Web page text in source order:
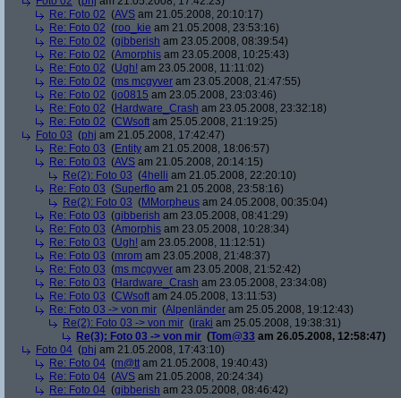
Re: Foto 02 (AVS am 21.05.2008, 20:10:17)
Re: Foto 02 (roo_kie am 21.05.2008, 23:53:16)
Re: Foto 02 (gibberish am 23.05.2008, 08:39:54)
Re: Foto 02 (Amorphis am 23.05.2008, 10:25:43)
Re: Foto 02 (Ugh! am 23.05.2008, 11:11:02)
Re: Foto 02 (ms mcgyver am 23.05.2008, 21:47:55)
Re: Foto 02 (jo0815 am 23.05.2008, 23:03:46)
Re: Foto 02 (Hardware_Crash am 23.05.2008, 23:32:18)
Re: Foto 02 (CWsoft am 25.05.2008, 21:19:25)
Foto 03 (phj am 21.05.2008, 17:42:47)
Re: Foto 03 (Entity am 21.05.2008, 18:06:57)
Re: Foto 03 (AVS am 21.05.2008, 20:14:15)
Re(2): Foto 03 (4helli am 21.05.2008, 22:20:10)
Re: Foto 03 (Superflo am 21.05.2008, 23:58:16)
Re(2): Foto 03 (MMorpheus am 24.05.2008, 00:35:04)
Re: Foto 03 (gibberish am 23.05.2008, 08:41:29)
Re: Foto 03 (Amorphis am 23.05.2008, 10:28:34)
Re: Foto 03 (Ugh! am 23.05.2008, 11:12:51)
Re: Foto 03 (mrom am 23.05.2008, 21:48:37)
Re: Foto 03 (ms mcgyver am 23.05.2008, 21:52:42)
Re: Foto 03 (Hardware_Crash am 23.05.2008, 23:34:08)
Re: Foto 03 (CWsoft am 24.05.2008, 13:11:53)
Re: Foto 03 -> von mir (Alpenländer am 25.05.2008, 19:12:43)
Re(2): Foto 03 -> von mir (iraki am 25.05.2008, 19:38:31)
Re(3): Foto 03 -> von mir (Tom@33 am 26.05.2008, 12:58:47)
Foto 04 (phj am 21.05.2008, 17:43:10)
Re: Foto 04 (m@tt am 21.05.2008, 19:40:43)
Re: Foto 04 (AVS am 21.05.2008, 20:24:34)
Re: Foto 04 (gibberish am 23.05.2008, 08:46:42)